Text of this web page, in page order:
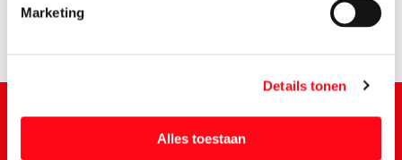
Marketing
Details tonen
Alles toestaan